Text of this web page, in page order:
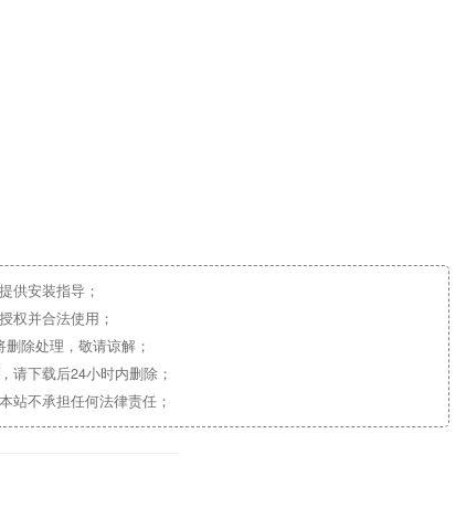
供安装指导；
权并合法使用；
除处理，敬请谅解；
请下载后24小时内删除；
站不承担任何法律责任；